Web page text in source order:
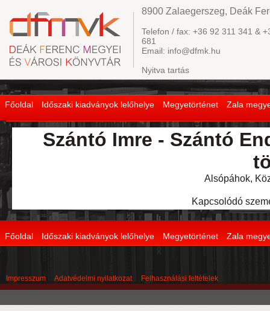
Főoldal Időszaki kiadványok lelőhelye Megyetörténet Zala
8900 Zalaegerszeg, Deák
Telefon / fax: +36 92 311 341 &
681
Email: info@dfmk.hu
Nyitva tartás
Szántó Imre - Szántó
Alsópáhok,
Kapcsolódó
Főoldal Időszaki kiadványok lelőhelye Megyetörténet Zala
Impresszum Adatvédelmi nyilatkozat Felhasználási feltételek